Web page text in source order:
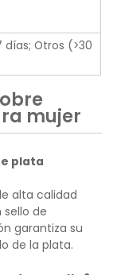
días; Otros (>30
mujer
plata
alta calidad
de
garantiza su
de la plata.